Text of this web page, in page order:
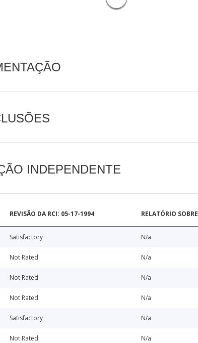
INDEPENDENTE
REVISÃO DA RCI: 05-17-1994 RELATÓRIO
Satisfactory N/a
Not Rated N/a
Not Rated N/a
Not Rated N/a
Satisfactory N/a
Not Rated N/a